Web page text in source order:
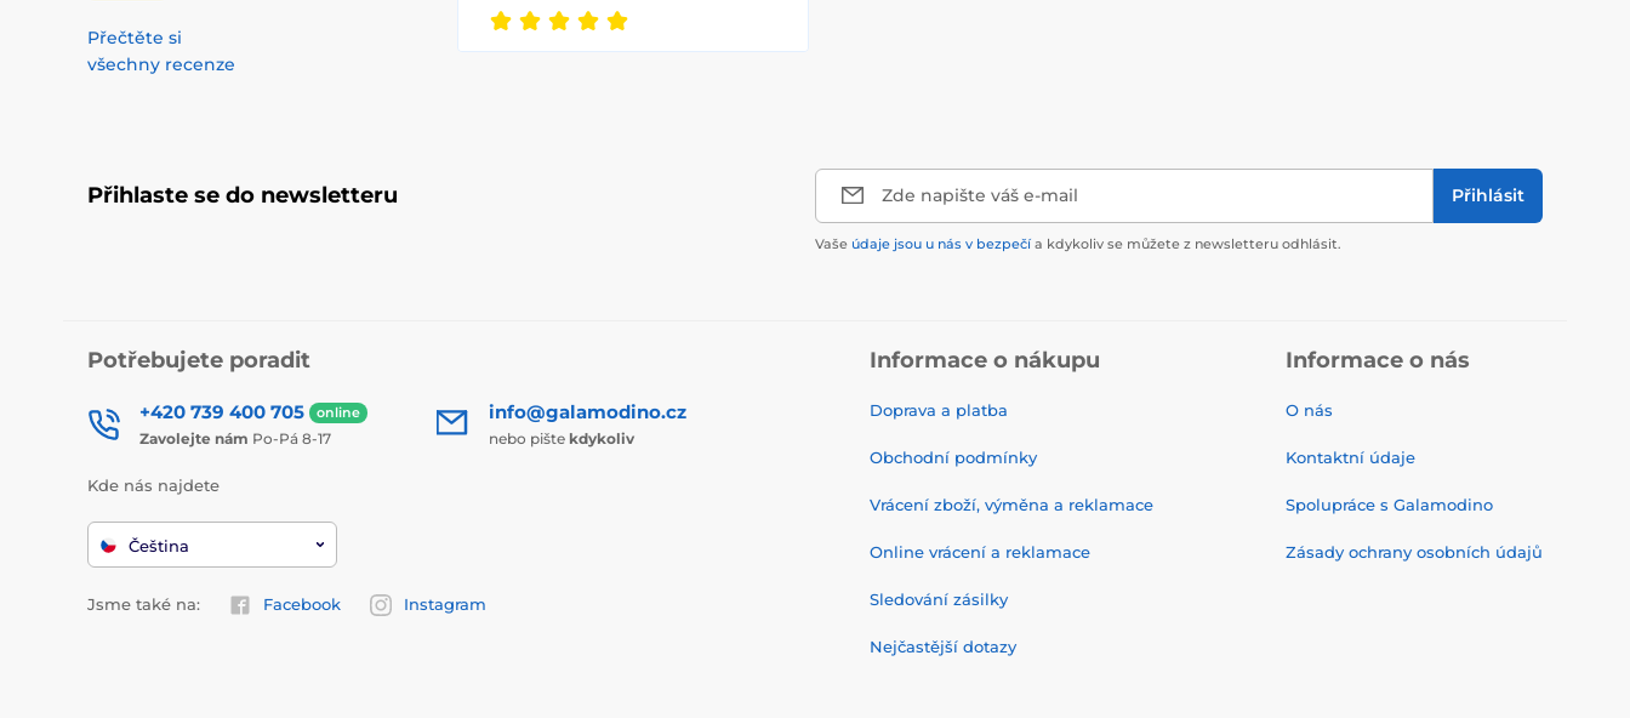
Přečtěte si
všechny recenze
Přihlaste se do newsletteru Zde napište váš e-mail Přihlásit
Vaše údaje jsou u nás v bezpečí a kdykoliv se můžete z newsletteru odhlásit.
Potřebujete poradit
+420 739 400 705 online
Zavolejte nám Po-Pá 8-17
info@galamodino.cz
nebo pište kdykoliv
Kde nás najdete
Čeština
Jsme také na: Facebook Instagram
Informace o nákupu
Doprava a platba
Obchodní podmínky
Vrácení zboží, výměna a reklamace
Online vrácení a reklamace
Sledování zásilky
Nejčastější dotazy
Informace o nás
O nás
Kontaktní údaje
Spolupráce s Galamodino
Zásady ochrany osobních údajů